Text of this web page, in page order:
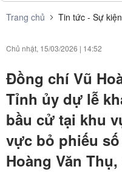
Trang chủ Tin tức - Sự kiện
Chủ nhật, 15/03/2026 | 14:52
Đồng chí Vũ
Tỉnh ủy dự lễ
bầu cử tại khu
vực bỏ phiếu
Hoàng Văn